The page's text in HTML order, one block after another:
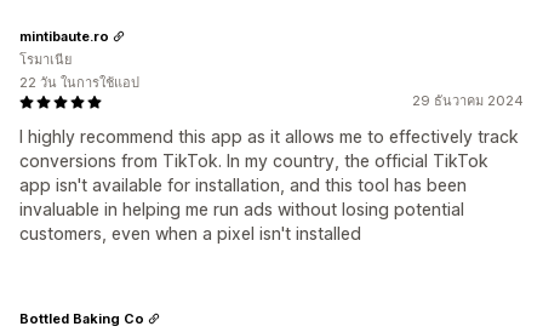
29 ธันวาคม 2024
I highly recommend this app as it allows me to effectively track
conversions from TikTok. In my country, the official TikTok
app isn't available for installation, and this tool has been
invaluable in helping me run ads without losing potential
customers, even when a pixel isn't installed
mintibaute.ro
โรมาเนีย
22 วัน ในการใช้แอป
Bottled Baking Co